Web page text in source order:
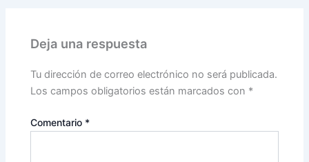
Deja una respuesta
Tu dirección de correo electrónico no será publicada.
Los campos obligatorios están marcados con *
Comentario *